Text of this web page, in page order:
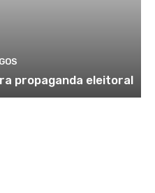
propaganda eleitoral